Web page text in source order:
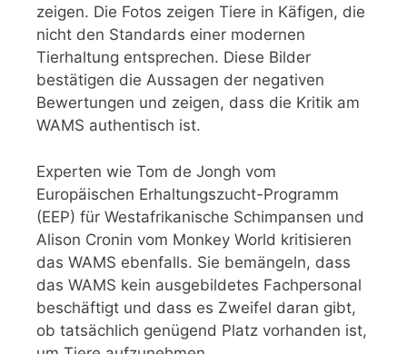
zeigen. Die Fotos zeigen Tiere in Käfigen, die
nicht den Standards einer modernen
Tierhaltung entsprechen. Diese Bilder
bestätigen die Aussagen der negativen
Bewertungen und zeigen, dass die Kritik am
WAMS authentisch ist.
Experten wie Tom de Jongh vom
Europäischen Erhaltungszucht-Programm
(EEP) für Westafrikanische Schimpansen und
Alison Cronin vom Monkey World kritisieren
das WAMS ebenfalls. Sie bemängeln, dass
das WAMS kein ausgebildetes Fachpersonal
beschäftigt und dass es Zweifel daran gibt,
ob tatsächlich genügend Platz vorhanden ist,